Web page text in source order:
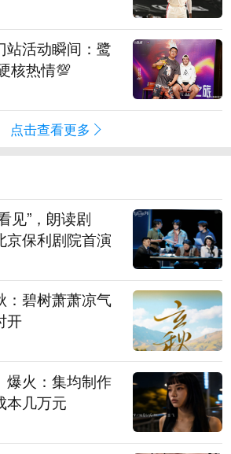
站活动瞬间：鹭
核热情💯
点击查看更多
见”，朗读剧
京保利剧院首演
：碧树萧萧凉气
开
爆火：集均制作
本几万元